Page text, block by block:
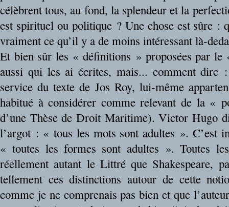
célèbrent tous, au fond, la splendeur et la
est spirituel ou politique ? Une chose est sûre :
vraiment ce qu’il y a de moins intéressant là-
Et bien sûr les « définitions » proposées par le
aussi qui les ai écrites, mais... comment dire
service du texte de Jos Roy, lui-même
habitué à considérer comme relevant de la «
d’une Thèse de Droit Maritime). Victor Hugo
l’argot : « tous les mots sont adultes ». C’est
« toutes les formes sont adultes ». Toutes
réellement autant le Littré que Shakespeare,
tellement ces distinctions autour de cette
comme je ne comprenais pas bien et que